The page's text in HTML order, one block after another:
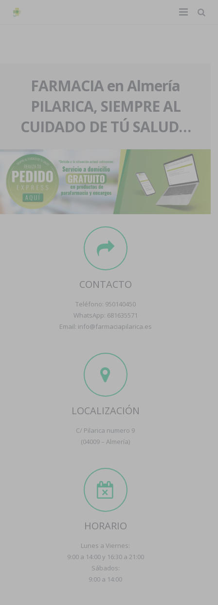
La farmacia
Nuestra historia
Nuestro equipo
Eventos
Servicios y reservas
Pedidos express
Blog
Contacto
Boletín
FARMACIA en Almería
PILARICA, SIEMPRE AL
CUIDADO DE TÚ SALUD…
CONTACTO
Teléfono: 950140450
WhatsApp: 681635571
Email: info@farmaciapilarica.es
LOCALIZACIÓN
C/ Pilarica numero 9
(04009 – Almería)
HORARIO
Lunes a Viernes:
9:00 a 14:00 y 16:30 a 21:00
Sábados:
9:00 a 14:00